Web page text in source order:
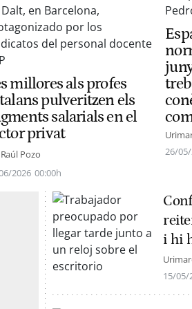
millores als profes
pulveritzen els
salarials en el
privat
Raúl Pozo
2026 00:00h
26/
i hi
15/05/